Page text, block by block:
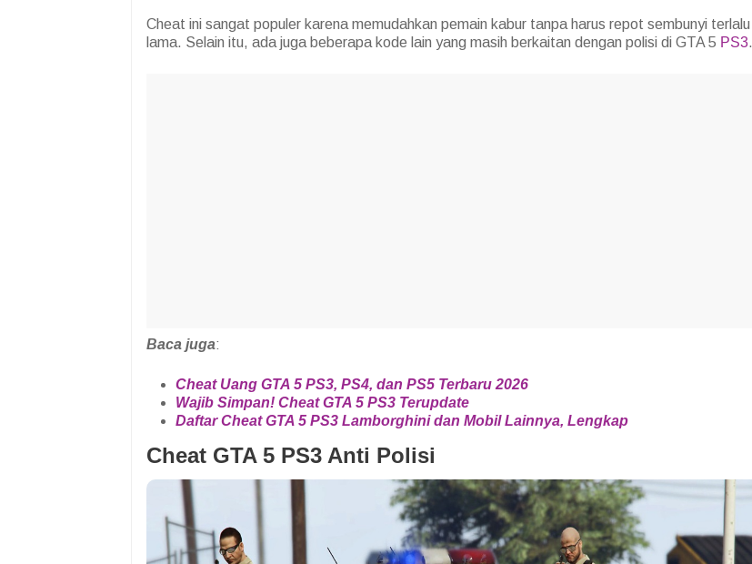
Cheat ini sangat populer karena memudahkan pemain kabur tanpa harus repot sembunyi terlalu
lama. Selain itu, ada juga beberapa kode lain yang masih berkaitan dengan polisi di GTA 5 PS3.
Baca juga:
Cheat Uang GTA 5 PS3, PS4, dan PS5 Terbaru 2026
Wajib Simpan! Cheat GTA 5 PS3 Terupdate
Daftar Cheat GTA 5 PS3 Lamborghini dan Mobil Lainnya, Lengkap
Cheat GTA 5 PS3 Anti Polisi